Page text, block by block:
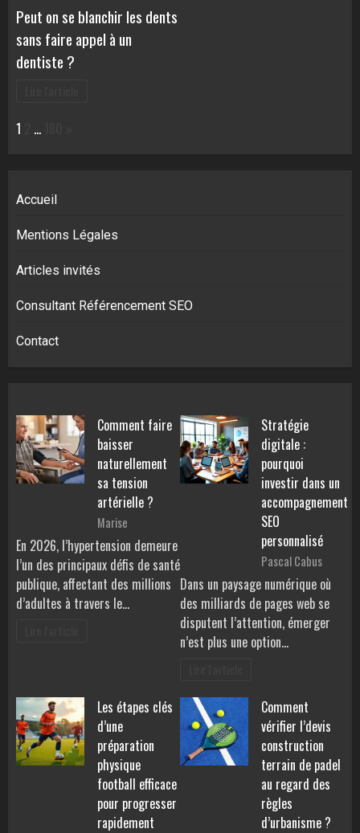
Peut on se blanchir les dents
sans faire appel à un
dentiste ?
Page:
1 …
Accueil
Mentions Légales
Articles invités
Consultant Référencement SEO
Contact
Comment faire
baisser
naturellement
sa tension
artérielle ?
Marise
En 2026, l’hypertension demeure
l’un des principaux défis de santé
publique, affectant des millions
d’adultes à travers le…
Stratégie
digitale :
pourquoi
investir dans un
accompagnement
SEO
personnalisé
Pascal Cabus
Dans un paysage numérique où
des milliards de pages web se
disputent l’attention, émerger
n’est plus une option…
Les étapes clés
d’une
préparation
physique
football efficace
pour progresser
rapidement
Comment
vérifier l’devis
construction
terrain de padel
au regard des
règles
d’urbanisme ?